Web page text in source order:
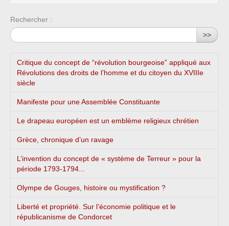
Rechercher :
>>
Critique du concept de “révolution bourgeoise” appliqué aux
Révolutions des droits de l’homme et du citoyen du XVIIIe
siècle
Manifeste pour une Assemblée Constituante
Le drapeau européen est un emblème religieux chrétien
Grèce, chronique d’un ravage
L’invention du concept de « système de Terreur » pour la
période 1793-1794...
Olympe de Gouges, histoire ou mystification ?
Liberté et propriété. Sur l’économie politique et le
républicanisme de Condorcet